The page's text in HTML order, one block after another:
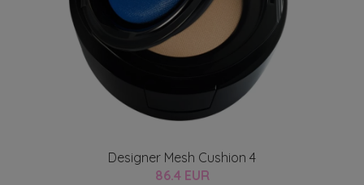
Designer Mesh Cushion 4
86.4 EUR